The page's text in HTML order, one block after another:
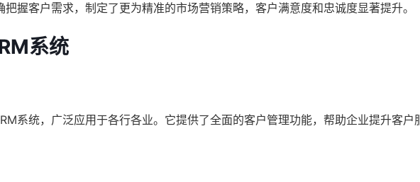
握客户需求，制定了更为精准的市场营销策略，客户满意度和忠诚度显著提升。
系统
系统，广泛应用于各行各业。它提供了全面的客户管理功能，帮助企业提升客户